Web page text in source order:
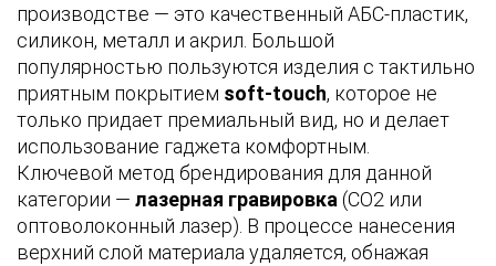
Частотный диапазон
производстве — это качественный АБС-пластик,
силикон, металл и акрил. Большой
популярностью пользуются изделия с тактильно
приятным покрытием soft-touch, которое не
только придает премиальный вид, но и делает
использование гаджета комфортным.
Ключевой метод брендирования для данной
категории — лазерная гравировка (CO2 или
оптоволоконный лазер). В процессе нанесения
верхний слой материала удаляется, обнажая